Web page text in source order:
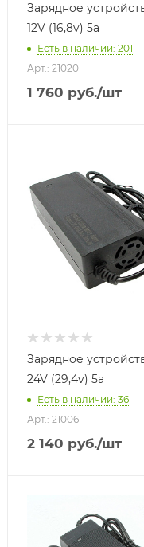
Зарядное
12V (16,8v) 5a
Есть в наличии: 201
Арт.: 21020
1 760 руб./шт
Зарядное
24V (29,4v) 5a
Есть в наличии: 36
Арт.: 21006
2 140 руб./шт